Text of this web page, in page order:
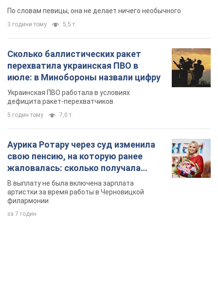
По словам певицы, она не делает ничего необычного
3 години тому 5,5 т.
Сколько баллистических ракет
перехватила украинская ПВО в
июле: в Минобороны назвали цифру
Украинская ПВО работала в условиях
дефицита ракет-перехватчиков
5 годин тому 7,0 т.
Аурика Ротару через суд изменила
свою пенсию, на которую ранее
жаловалась: сколько получала
певица
В выплату не была включена зарплата
артистки за время работы в Черновицкой
филармонии
за 7 годин